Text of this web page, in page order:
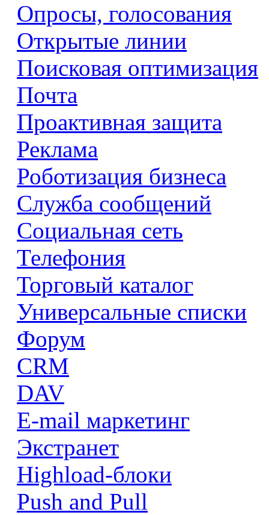
Опросы, голосования
Открытые линии
Поисковая оптимизация
Почта
Проактивная защита
Реклама
Роботизация бизнеса
Служба сообщений
Социальная сеть
Телефония
Торговый каталог
Универсальные списки
Форум
CRM
DAV
E-mail маркетинг
Экстранет
Highload-блоки
Push and Pull